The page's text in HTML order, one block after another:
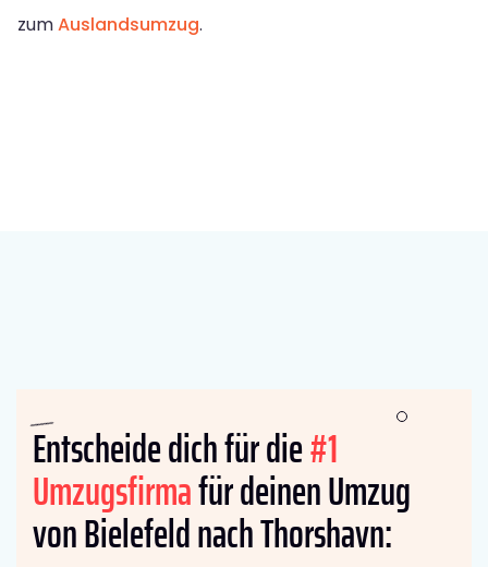
zumAuslandsumzug.
Entscheide dich für die#1
Umzugsfirmafür deinen Umzug
von Bielefeld nach Thorshavn: